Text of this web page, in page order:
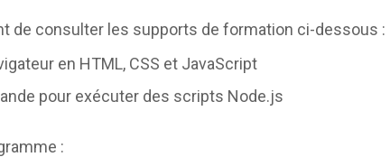
de consulter les supports de formation ci-dessous :
en HTML, CSS et JavaScript
pour exécuter des scripts Node.js
: